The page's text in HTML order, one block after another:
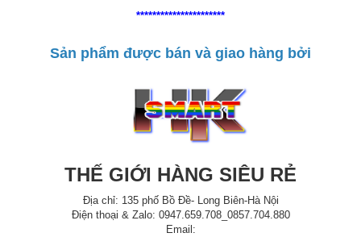
**********************
Sản phẩm được bán và giao hàng bởi
THẾ GIỚI HÀNG SIÊU RẺ
Địa chỉ: 135 phố Bồ Đề- Long Biên-Hà Nội
Điện thoại & Zalo: 0947.659.708_0857.704.880
Email: